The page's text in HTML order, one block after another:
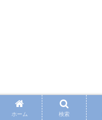
ホーム 検索